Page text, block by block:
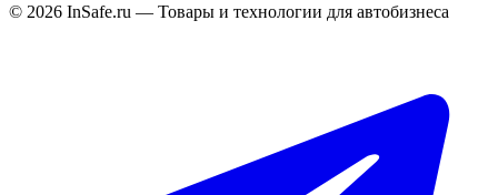
© 2026 InSafe.ru — Товары и технологии для автобизнеса